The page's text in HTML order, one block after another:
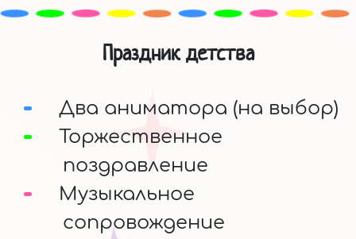
Праздник детства
Два аниматора (на выбор)
Торжественное
поздравление
Музыкальное
сопровождение